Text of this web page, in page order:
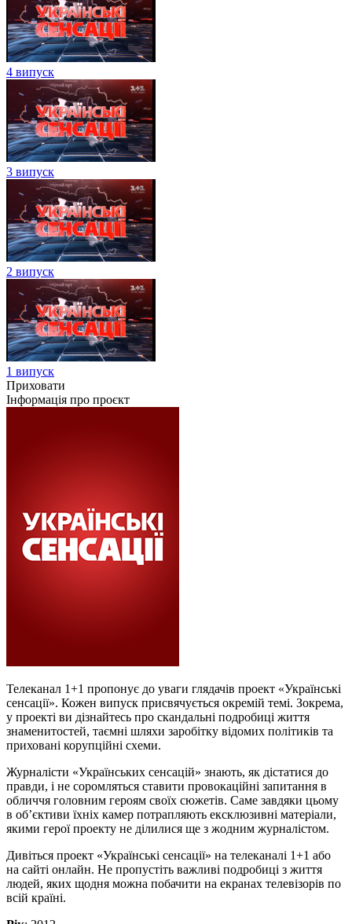
4 випуск
3 випуск
2 випуск
1 випуск
Приховати
Інформація про проєкт
Телеканал 1+1 пропонує до уваги глядачів проект «Українські
сенсації». Кожен випуск присвячується окремій темі. Зокрема,
у проекті ви дізнайтесь про скандальні подробиці життя
знаменитостей, таємні шляхи заробітку відомих політиків та
приховані корупційні схеми.
Журналісти «Українських сенсацій» знають, як дістатися до
правди, і не соромляться ставити провокаційні запитання в
обличчя головним героям своїх сюжетів. Саме завдяки цьому
в об’єктиви їхніх камер потрапляють ексклюзивні матеріали,
якими герої проекту не ділилися ще з жодним журналістом.
Дивіться проект «Українські сенсації» на телеканалі 1+1 або
на сайті онлайн. Не пропустіть важливі подробиці з життя
людей, яких щодня можна побачити на екранах телевізорів по
всій країні.